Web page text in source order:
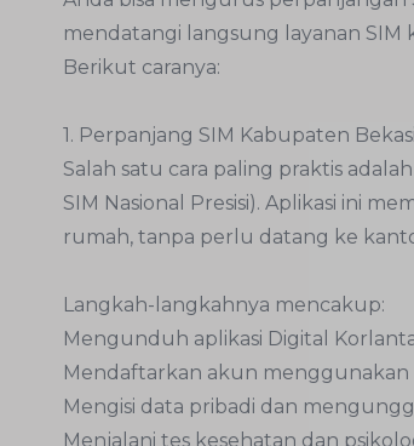
mendatangi langsung layanan SIM
Berikut caranya:
1. Perpanjang SIM Kabupaten
Salah satu cara paling praktis
SIM Nasional Presisi). Aplikasi ini
rumah, tanpa perlu datang ke
Langkah-langkahnya mencakup:
Mengunduh aplikasi Digital
Mendaftarkan akun
Mengisi data pribadi dan
Menjalani tes kesehatan dan